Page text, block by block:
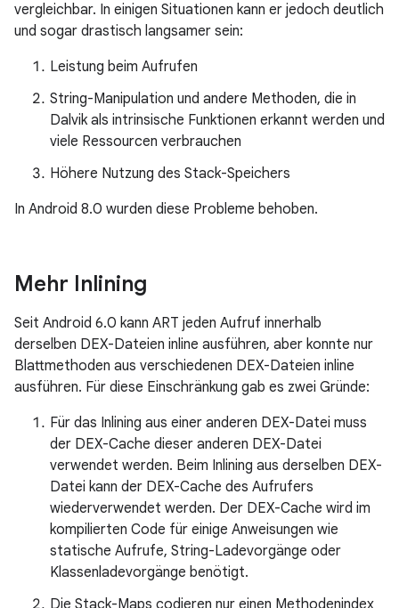
vergleichbar. In einigen Situationen kann er jedoch deutlich
und sogar drastisch langsamer sein:
Leistung beim Aufrufen
String-Manipulation und andere Methoden, die in
Dalvik als intrinsische Funktionen erkannt werden und
viele Ressourcen verbrauchen
Höhere Nutzung des Stack-Speichers
In Android 8.0 wurden diese Probleme behoben.
Mehr Inlining
Seit Android 6.0 kann ART jeden Aufruf innerhalb
derselben DEX-Dateien inline ausführen, aber konnte nur
Blattmethoden aus verschiedenen DEX-Dateien inline
ausführen. Für diese Einschränkung gab es zwei Gründe:
Für das Inlining aus einer anderen DEX-Datei muss
der DEX-Cache dieser anderen DEX-Datei
verwendet werden. Beim Inlining aus derselben DEX-
Datei kann der DEX-Cache des Aufrufers
wiederverwendet werden. Der DEX-Cache wird im
kompilierten Code für einige Anweisungen wie
statische Aufrufe, String-Ladevorgänge oder
Klassenladevorgänge benötigt.
Die Stack-Maps codieren nur einen Methodenindex